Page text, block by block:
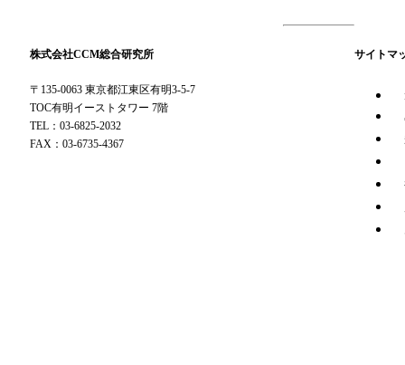
株式会社CCM総合研究所
〒135-0063 東京都江東区有明3-5-7
TOC有明イーストタワー 7階
TEL：03-6825-2032
FAX：03-6735-4367
サイトマ